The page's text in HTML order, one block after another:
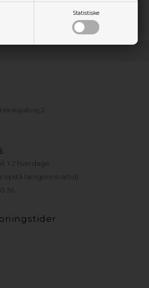
Statistiske
2
1-2 hverdage
opstå længere svartid)
36